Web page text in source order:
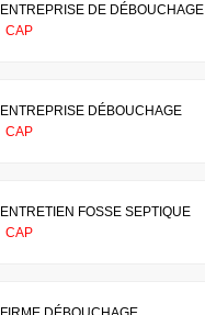
ENTREPRISE DE DÉBOUCHAGE
CAP
ENTREPRISE DÉBOUCHAGE
CAP
ENTRETIEN FOSSE SEPTIQUE
CAP